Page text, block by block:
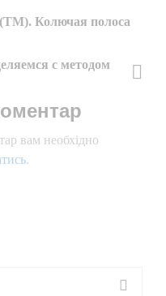
Колючая полоса
с методом
вам необхідно
.